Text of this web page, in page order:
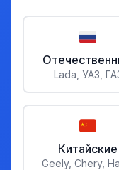
Lada, УАЗ,
Китайские
Geely, Chery,